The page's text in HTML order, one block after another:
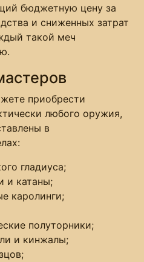
бюджетную цену за
и сниженных затрат
такой меч
приобрести
любого оружия,
в
гладиуса;
и катаны;
каролинги;
полуторники;
и кинжалы;